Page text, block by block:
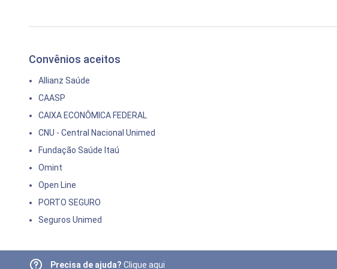
Convênios aceitos
Allianz Saúde
CAASP
CAIXA ECONÔMICA FEDERAL
CNU - Central Nacional Unimed
Fundação Saúde Itaú
Omint
Open Line
PORTO SEGURO
Seguros Unimed
Precisa de ajuda? Clique aqui